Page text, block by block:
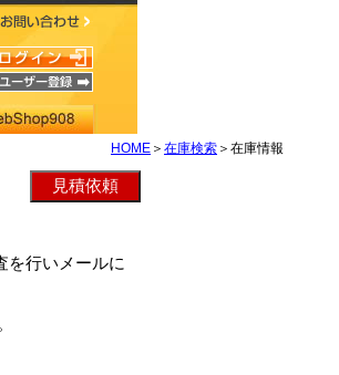
HOME ＞ 在庫検索 ＞在庫情報
を行いメールに